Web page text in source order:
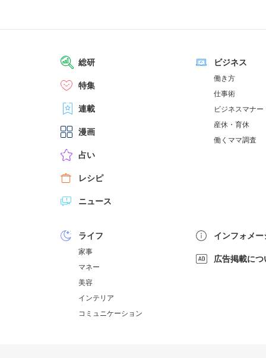
総研
特集
連載
漫画
占い
レシピ
ニュース
ビジネス
働き方
仕事術
ビジネスマナー
産休・育休
働くママ調査
ライフ
家事
マネー
美容
インテリア
コミュニケーション
インフォメー
広告掲載につ